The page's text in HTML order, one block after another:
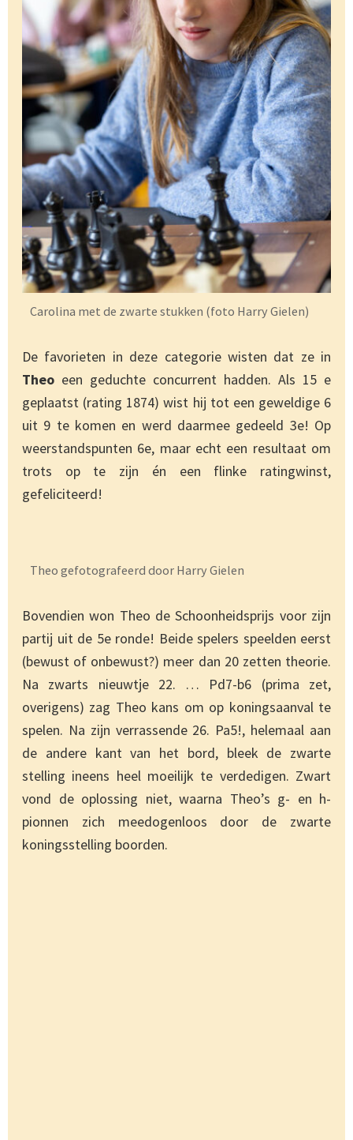
Carolina met de zwarte stukken (foto Harry Gielen)
De favorieten in deze categorie wisten dat ze in
Theo een geduchte concurrent hadden. Als 15 e
geplaatst (rating 1874) wist hij tot een geweldige 6
uit 9 te komen en werd daarmee gedeeld 3e! Op
weerstandspunten 6e, maar echt een resultaat om
trots op te zijn én een flinke ratingwinst,
gefeliciteerd!
Theo gefotografeerd door Harry Gielen
Bovendien won Theo de Schoonheidsprijs voor zijn
partij uit de 5e ronde! Beide spelers speelden eerst
(bewust of onbewust?) meer dan 20 zetten theorie.
Na zwarts nieuwtje 22. … Pd7-b6 (prima zet,
overigens) zag Theo kans om op koningsaanval te
spelen. Na zijn verrassende 26. Pa5!, helemaal aan
de andere kant van het bord, bleek de zwarte
stelling ineens heel moeilijk te verdedigen. Zwart
vond de oplossing niet, waarna Theo’s g- en h-
pionnen zich meedogenloos door de zwarte
koningsstelling boorden.